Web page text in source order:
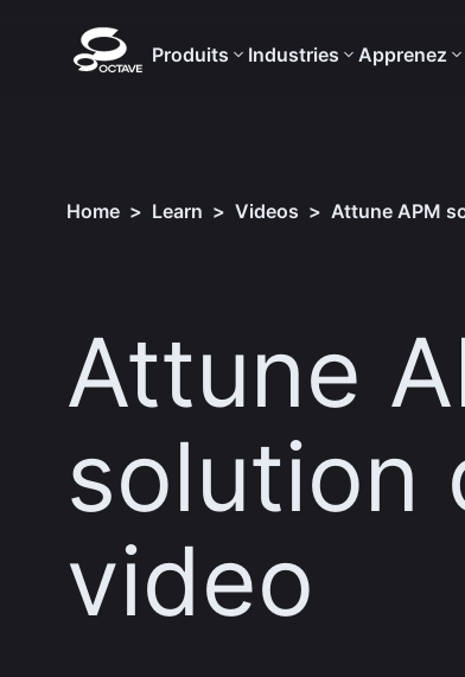
Produits Industries Apprenez
Home > Learn > Videos > Attune APM
Attune
solution
video